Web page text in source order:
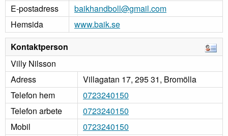
E-postadress
baikhandboll@gmail.com
Hemsida
www.baik.se
Kontaktperson
Villy Nilsson
Adress
Villagatan 17, 295 31, Bromölla
Telefon hem
0723240150
Telefon arbete
0723240150
Mobil
0723240150